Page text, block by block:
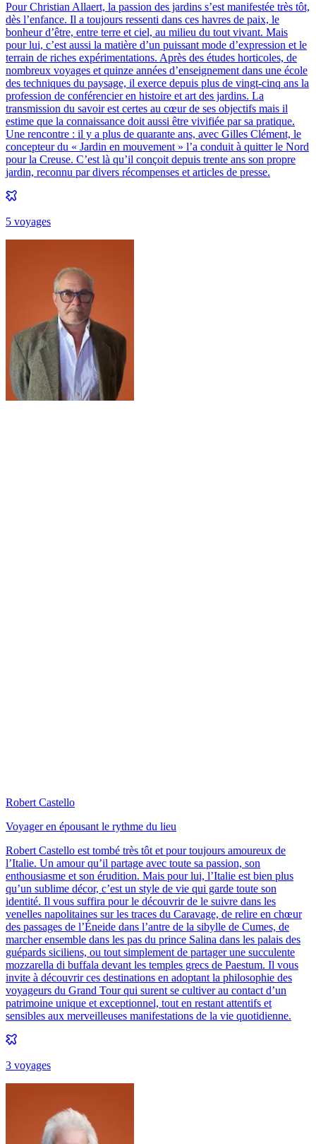
Pour Christian Allaert, la passion des jardins s’est manifestée très tôt,
dès l’enfance. Il a toujours ressenti dans ces havres de paix, le
bonheur d’être, entre terre et ciel, au milieu du tout vivant. Mais
pour lui, c’est aussi la matière d’un puissant mode d’expression et le
terrain de riches expérimentations. Après des études horticoles, de
nombreux voyages et quinze années d’enseignement dans une école
des techniques du paysage, il exerce depuis plus de vingt-cinq ans la
profession de conférencier en histoire et art des jardins. La
transmission du savoir est certes au cœur de ses objectifs mais il
estime que la connaissance doit aussi être vivifiée par sa pratique.
Une rencontre : il y a plus de quarante ans, avec Gilles Clément, le
concepteur du « Jardin en mouvement » l’a conduit à quitter le Nord
pour la Creuse. C’est là qu’il conçoit depuis trente ans son propre
jardin, reconnu par divers récompenses et articles de presse.
5 voyages
Robert Castello
Voyager en épousant le rythme du lieu
Robert Castello est tombé très tôt et pour toujours amoureux de
l’Italie. Un amour qu’il partage avec toute sa passion, son
enthousiasme et son érudition. Mais pour lui, l’Italie est bien plus
qu’un sublime décor, c’est un style de vie qui garde toute son
identité. Il vous suffira pour le découvrir de le suivre dans les
venelles napolitaines sur les traces du Caravage, de relire en chœur
des passages de l’Éneide dans l’antre de la sibylle de Cumes, de
marcher ensemble dans les pas du prince Salina dans les palais des
guépards siciliens, ou tout simplement de partager une succulente
mozzarella di buffala devant les temples grecs de Paestum. Il vous
invite à découvrir ces destinations en adoptant la philosophie des
voyageurs du Grand Tour qui surent se cultiver au contact d’un
patrimoine unique et exceptionnel, tout en restant attentifs et
sensibles aux merveilleuses manifestations de la vie quotidienne.
3 voyages